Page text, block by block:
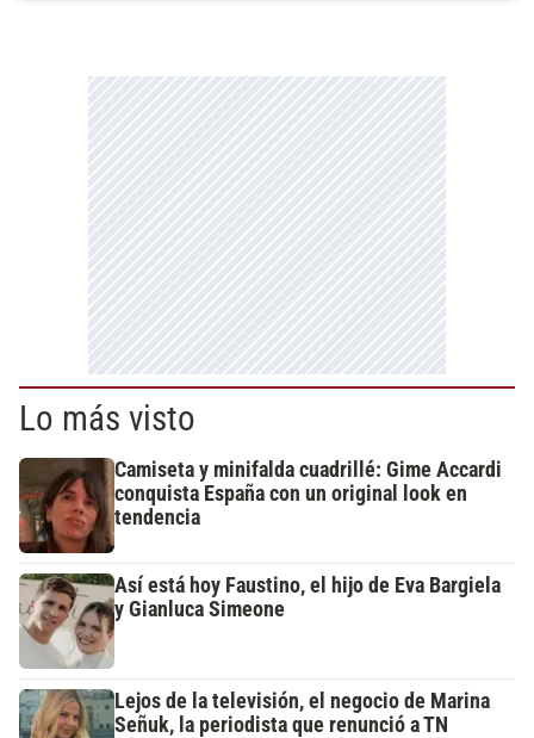
Lo más visto
Camiseta y minifalda cuadrillé: Gime Accardi
conquista España con un original look en
tendencia
Así está hoy Faustino, el hijo de Eva Bargiela
y Gianluca Simeone
Lejos de la televisión, el negocio de Marina
Señuk, la periodista que renunció a TN